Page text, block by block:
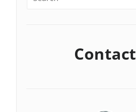
Contact